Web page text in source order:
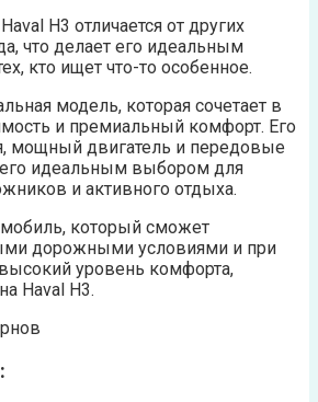
H3 отличается от других
что делает его идеальным
кто ищет что-то особенное.
модель, которая сочетает в
и премиальный комфорт. Его
мощный двигатель и передовые
идеальным выбором для
и активного отдыха.
который сможет
дорожными условиями и при
уровень комфорта,
Haval H3.